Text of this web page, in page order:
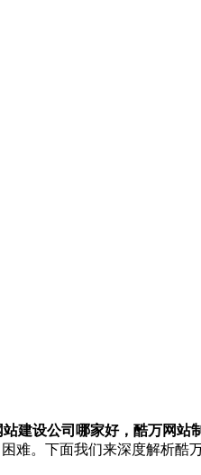
站建设公司哪家好，酷万网站
难。下面我们来深度解析酷